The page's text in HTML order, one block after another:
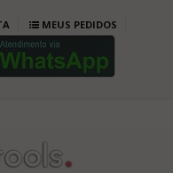
MEUS PEDIDOS